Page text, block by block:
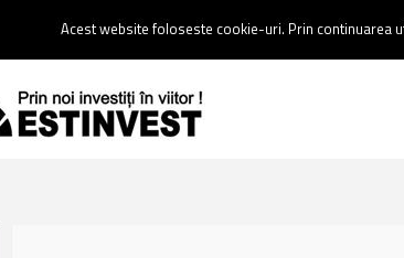
0237 238 900 |Email :contact@estinvest.ro
Acest website foloseste cookie-uri. Prin continuarea